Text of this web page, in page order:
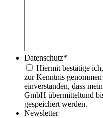
Datenschutz*
Hiermit bestätige
zur Kenntnis
einverstanden, dass
GmbH übermitteltund
gespeichert werden.
Newsletter